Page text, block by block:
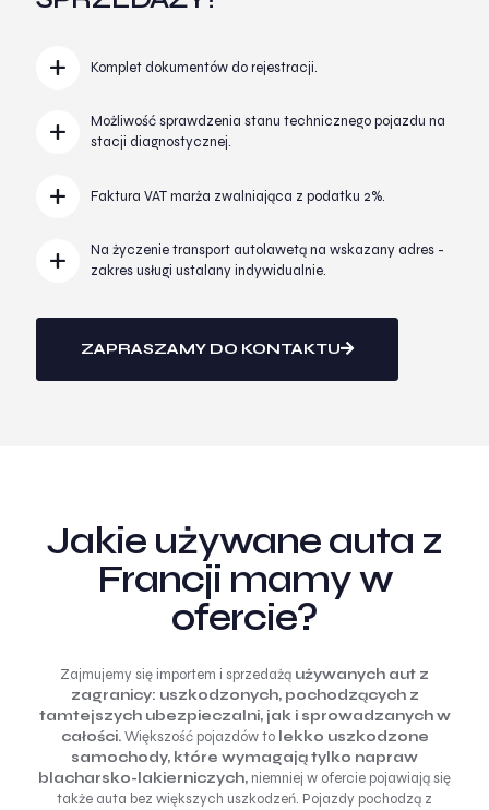
Komplet dokumentów do rejestracji.
Możliwość sprawdzenia stanu technicznego pojazdu na
stacji diagnostycznej.
Faktura VAT marża zwalniająca z podatku 2%.
Na życzenie transport autolawetą na wskazany adres -
zakres usługi ustalany indywidualnie.
ZAPRASZAMY DO KONTAKTU
Jakie używane auta z
Francji mamy w
ofercie?
Zajmujemy się importem i sprzedażą używanych aut z
zagranicy: uszkodzonych, pochodzących z
tamtejszych ubezpieczalni, jak i sprowadzanych w
całości.Większość pojazdów to lekko uszkodzone
samochody, które wymagają tylko napraw
blacharsko-lakierniczych, niemniej w ofercie pojawiają się
także auta bez większych uszkodzeń. Pojazdy pochodzą z